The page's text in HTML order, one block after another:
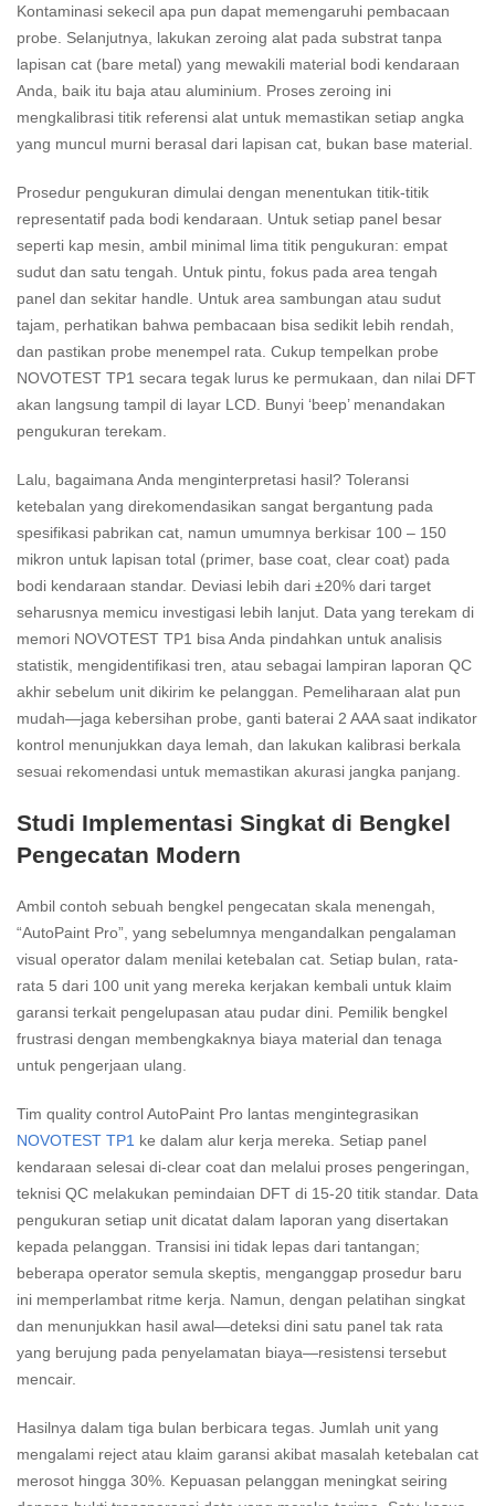
Kontaminasi sekecil apa pun dapat memengaruhi pembacaan
probe. Selanjutnya, lakukan zeroing alat pada substrat tanpa
lapisan cat (bare metal) yang mewakili material bodi kendaraan
Anda, baik itu baja atau aluminium. Proses zeroing ini
mengkalibrasi titik referensi alat untuk memastikan setiap angka
yang muncul murni berasal dari lapisan cat, bukan base material.
Prosedur pengukuran dimulai dengan menentukan titik-titik
representatif pada bodi kendaraan. Untuk setiap panel besar
seperti kap mesin, ambil minimal lima titik pengukuran: empat
sudut dan satu tengah. Untuk pintu, fokus pada area tengah
panel dan sekitar handle. Untuk area sambungan atau sudut
tajam, perhatikan bahwa pembacaan bisa sedikit lebih rendah,
dan pastikan probe menempel rata. Cukup tempelkan probe
NOVOTEST TP1 secara tegak lurus ke permukaan, dan nilai DFT
akan langsung tampil di layar LCD. Bunyi ‘beep’ menandakan
pengukuran terekam.
Lalu, bagaimana Anda menginterpretasi hasil? Toleransi
ketebalan yang direkomendasikan sangat bergantung pada
spesifikasi pabrikan cat, namun umumnya berkisar 100 – 150
mikron untuk lapisan total (primer, base coat, clear coat) pada
bodi kendaraan standar. Deviasi lebih dari ±20% dari target
seharusnya memicu investigasi lebih lanjut. Data yang terekam di
memori NOVOTEST TP1 bisa Anda pindahkan untuk analisis
statistik, mengidentifikasi tren, atau sebagai lampiran laporan QC
akhir sebelum unit dikirim ke pelanggan. Pemeliharaan alat pun
mudah—jaga kebersihan probe, ganti baterai 2 AAA saat indikator
kontrol menunjukkan daya lemah, dan lakukan kalibrasi berkala
sesuai rekomendasi untuk memastikan akurasi jangka panjang.
Studi Implementasi Singkat di Bengkel
Pengecatan Modern
Ambil contoh sebuah bengkel pengecatan skala menengah,
“AutoPaint Pro”, yang sebelumnya mengandalkan pengalaman
visual operator dalam menilai ketebalan cat. Setiap bulan, rata-
rata 5 dari 100 unit yang mereka kerjakan kembali untuk klaim
garansi terkait pengelupasan atau pudar dini. Pemilik bengkel
frustrasi dengan membengkaknya biaya material dan tenaga
untuk pengerjaan ulang.
Tim quality control AutoPaint Pro lantas mengintegrasikan
NOVOTEST TP1 ke dalam alur kerja mereka. Setiap panel
kendaraan selesai di-clear coat dan melalui proses pengeringan,
teknisi QC melakukan pemindaian DFT di 15-20 titik standar. Data
pengukuran setiap unit dicatat dalam laporan yang disertakan
kepada pelanggan. Transisi ini tidak lepas dari tantangan;
beberapa operator semula skeptis, menganggap prosedur baru
ini memperlambat ritme kerja. Namun, dengan pelatihan singkat
dan menunjukkan hasil awal—deteksi dini satu panel tak rata
yang berujung pada penyelamatan biaya—resistensi tersebut
mencair.
Hasilnya dalam tiga bulan berbicara tegas. Jumlah unit yang
mengalami reject atau klaim garansi akibat masalah ketebalan cat
merosot hingga 30%. Kepuasan pelanggan meningkat seiring